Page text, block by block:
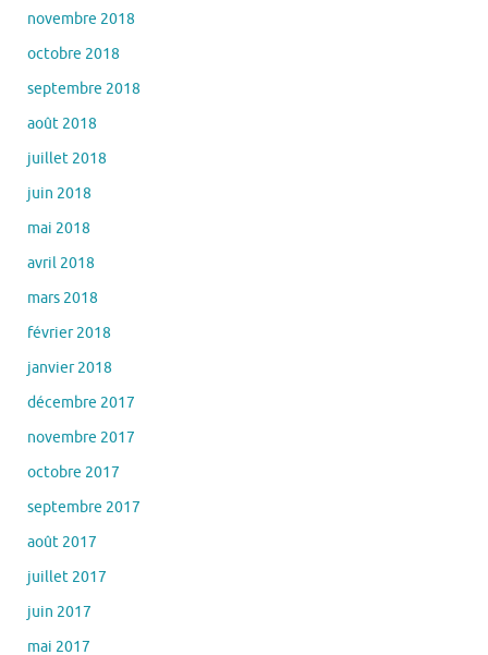
novembre 2018
octobre 2018
septembre 2018
août 2018
juillet 2018
juin 2018
mai 2018
avril 2018
mars 2018
février 2018
janvier 2018
décembre 2017
novembre 2017
octobre 2017
septembre 2017
août 2017
juillet 2017
juin 2017
mai 2017